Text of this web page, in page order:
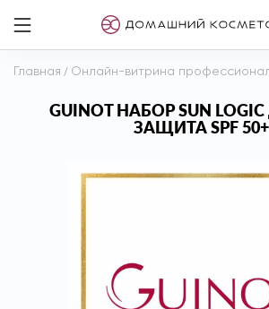
Главная / Онлайн-витрина
GUINOT НАБОР SUN
ЗАЩИТА SPF 50+